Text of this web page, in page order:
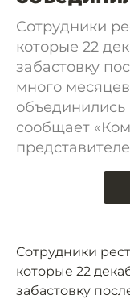
Сотрудники
которые 22
забастовку
много
сообщает
Сотрудники
которые 22
забастовку